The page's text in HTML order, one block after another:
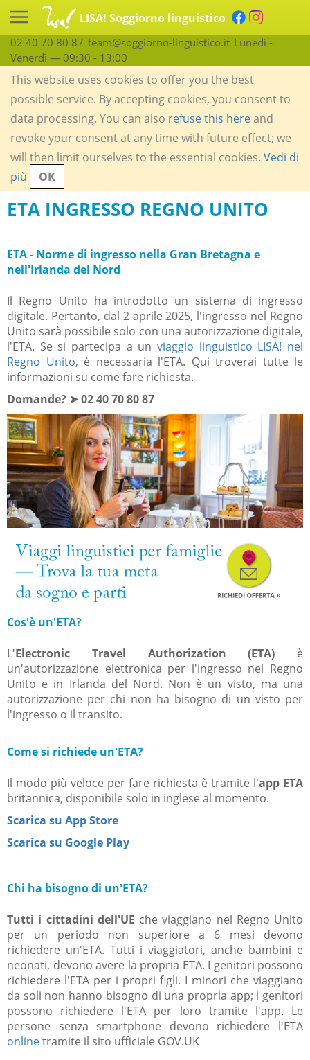
LISA! Soggiorno linguistico
02 40 70 80 87 team@soggiorno-linguistico.it Lunedì -
Venerdì — 09:30 - 13:00
This website uses cookies to offer you the best
possible service. By accepting cookies, you consent to
data processing. You can also refuse this hereand
revoke your consent at any time with future effect; we
will then limit ourselves to the essential cookies. Vedi di
più
OK
ETA INGRESSO REGNO UNITO
ETA - Norme di ingresso nella Gran Bretagna e
nell'Irlanda del Nord
Il Regno Unito ha introdotto un sistema di ingresso
digitale. Pertanto, dal 2 aprile 2025, l'ingresso nel Regno
Unito sarà possibile solo con una autorizzazione digitale,
l'ETA. Se si partecipa a un viaggio linguistico LISA! nel
Regno Unito, è necessaria l'ETA. Qui troverai tutte le
informazioni su come fare richiesta.
Domande? ➤ 02 40 70 80 87
Cos'è un'ETA?
L'Electronic Travel Authorization (ETA) è
un'autorizzazione elettronica per l'ingresso nel Regno
Unito e in Irlanda del Nord. Non è un visto, ma una
autorizzazione per chi non ha bisogno di un visto per
l'ingresso o il transito.
Come si richiede un'ETA?
Il modo più veloce per fare richiesta è tramite l'app ETA
britannica, disponibile solo in inglese al momento.
Scarica su App Store
Scarica su Google Play
Chi ha bisogno di un'ETA?
Tutti i cittadini dell'UE che viaggiano nel Regno Unito
per un periodo non superiore a 6 mesi devono
richiedere un'ETA. Tutti i viaggiatori, anche bambini e
neonati, devono avere la propria ETA. I genitori possono
richiedere l'ETA per i propri figli. I minori che viaggiano
da soli non hanno bisogno di una propria app; i genitori
possono richiedere l'ETA per loro tramite l'app. Le
persone senza smartphone devono richiedere l'ETA
onlinetramite il sito ufficiale GOV.UK